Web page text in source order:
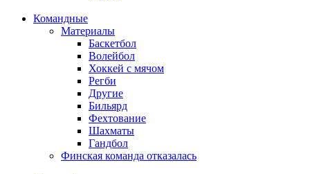
Командные
Материалы
Баскетбол
Волейбол
Хоккей с мячом
Регби
Другие
Бильярд
Фехтование
Шахматы
Гандбол
Финская команда отказалась